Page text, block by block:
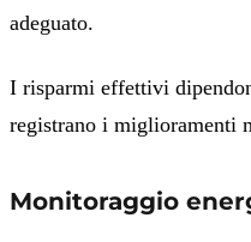
adeguato.
I risparmi effettivi
registrano i miglioramenti
Monitoraggio